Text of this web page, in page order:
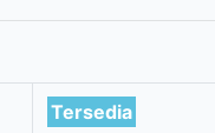
Tersedia